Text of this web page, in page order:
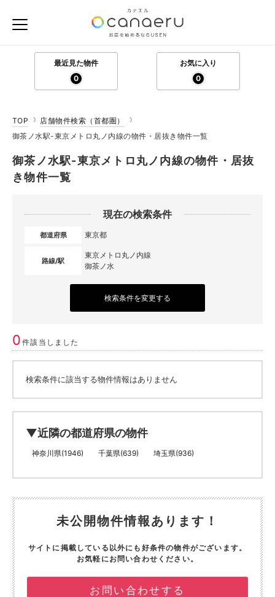
最近見た物件
0
お気に入り
0
TOP
店舗物件検索（首都圏）
御茶ノ水駅-東京メトロ丸ノ内線の物件・居抜き物件一覧
御茶ノ水駅-東京メトロ丸ノ内線の物件・居抜
き物件一覧
現在の検索条件
都道府県 東京都
路線/駅
東京メトロ丸ノ内線
御茶ノ水
検索条件を変更する
0件該当しました
検索条件に該当する物件情報はありません
▼近隣の都道府県の物件
神奈川県(1946) 千葉県(639) 埼玉県(936)
未公開物件情報あります！
サイトに掲載している以外にも好条件の物件がございます。
お気軽にお問い合わせください。
お問い合わせする